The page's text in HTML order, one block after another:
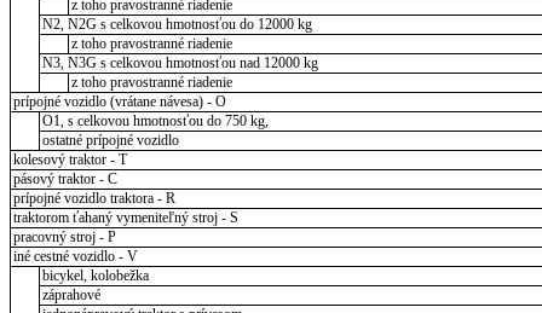
z toho pravostranné riadenie
N2, N2G s celkovou hmotnosťou do 12000 kg
z toho pravostranné riadenie
N3, N3G s celkovou hmotnosťou nad 12000 kg
z toho pravostranné riadenie
prípojné vozidlo (vrátane návesa) - O
O1, s celkovou hmotnosťou do 750 kg,
ostatné prípojné vozidlo
kolesový traktor - T
pásový traktor - C
prípojné vozidlo traktora - R
traktorom ťahaný vymeniteľný stroj - S
pracovný stroj - P
iné cestné vozidlo - V
bicykel, kolobežka
záprahové